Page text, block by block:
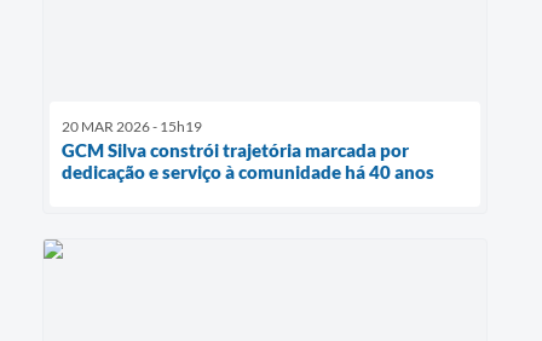
20 MAR 2026 - 15h19
GCM Silva constrói trajetória marcada por
dedicação e serviço à comunidade há 40 anos